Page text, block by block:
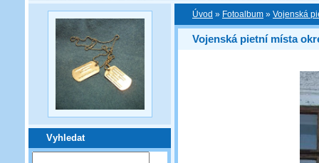
Vyhledat
Úvod » Fotoalbum » Vojenská
Vojenská pietní místa